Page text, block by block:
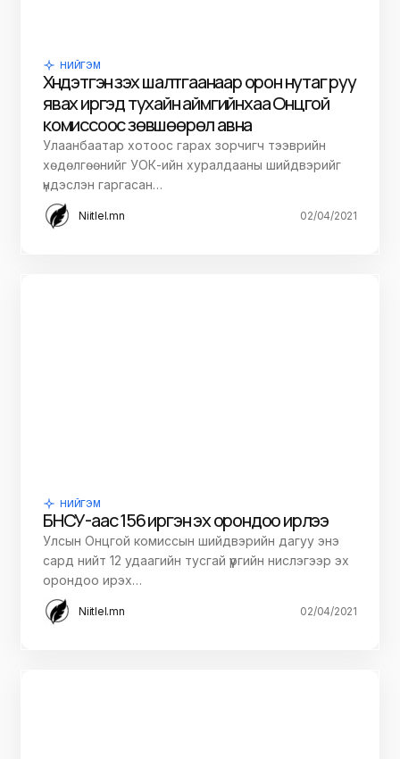
НИЙГЭМ
Хүндэтгэн үзэх шалтгаанаар орон нутаг руу
явах иргэд тухайн аймгийнхаа Онцгой
комиссоос зөвшөөрөл авна
Улаанбаатар хотоос гарах зорчигч тээврийн
хөдөлгөөнийг УОК-ийн хуралдааны шийдвэрийг
үндэслэн гаргасан…
Niitlel.mn 02/04/2021
НИЙГЭМ
БНСУ-аас 156 иргэн эх орондоо ирлээ
Улсын Онцгой комиссын шийдвэрийн дагуу энэ
сард нийт 12 удаагийн тусгай үүргийн нислэгээр эх
орондоо ирэх…
Niitlel.mn 02/04/2021